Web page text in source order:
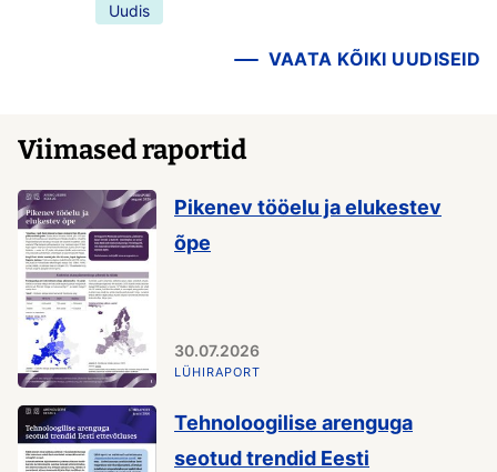
Uudis
VAATA KÕIKI UUDISEID
Viimased raportid
Pikenev tööelu ja elukestev
õpe
30.07.2026
LÜHIRAPORT
Tehnoloogilise arenguga
seotud trendid Eesti